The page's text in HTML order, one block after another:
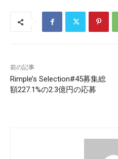
前の記事
Rimple’s Selection#45募集総
額227.1%の2.3億円の応募